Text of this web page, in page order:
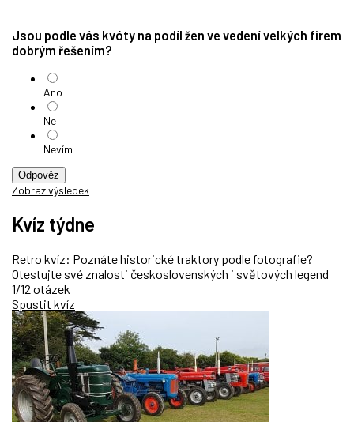
Jsou podle vás kvóty na podíl žen ve vedení velkých firem
dobrým řešením?
Ano
Ne
Nevím
Odpověz
Zobraz výsledek
Kvíz týdne
Retro kvíz: Poznáte historické traktory podle fotografie?
Otestujte své znalosti československých i světových legend
1/12 otázek
Spustit kvíz